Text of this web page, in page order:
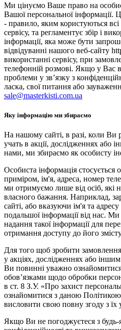
Ми цінуємо Ваше право на
Вашої персональної інформації.
- правило, яким користуються
сервісу, та регламентує збір і
інформації, яка може бути
відвідуванні нашого веб-сайту
використанні сервісу, при
телефонній розмові. Якщо у Вас
проблеми у зв’язку з
ласка, свої питання або
sale@masterkisti.com.ua
Яку інформацію ми збираємо
На нашому сайті, в разі, коли Ви
учать в акції, дослідженнях або
нами, ми збираємо як особисту
Особиста інформація стосується
приміром, ім'я, адреса, номер
ми отримуємо лише від осіб, які
власного бажання. Наприклад,
сайті, або вказуючи ім'я та
подальшої інформації від нас.
надання такої інформації для
отримання доступу до його
Для того щоб зробити
у акціях, дослідженнях або
Ви повинні уважно
обов’язками щодо обробки
в ст. 8 З.У. «Про захист
ознайомитися з даною Політикою
висловити свою повну згоду з їх
Якщо Ви не погоджуєтеся з